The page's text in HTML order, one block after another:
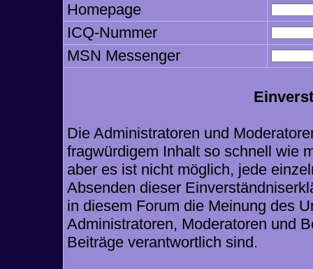
Homepage
ICQ-Nummer
MSN Messenger
Die Administratoren und
fragwürdigem Inhalt so schnell wie
aber es ist nicht möglich, jede
Absenden dieser
in diesem Forum die Meinung des
Administratoren, Moderatoren und
Beiträge verantwortlich sind.